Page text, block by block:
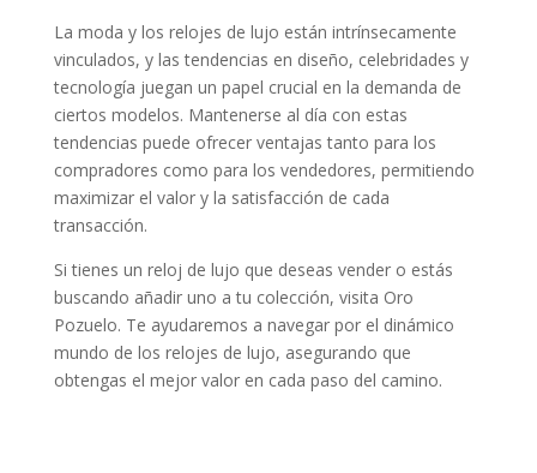
La moda y los relojes de lujo están intrínsecamente
vinculados, y las tendencias en diseño, celebridades y
tecnología juegan un papel crucial en la demanda de
ciertos modelos. Mantenerse al día con estas
tendencias puede ofrecer ventajas tanto para los
compradores como para los vendedores, permitiendo
maximizar el valor y la satisfacción de cada
transacción.
Si tienes un reloj de lujo que deseas vender o estás
buscando añadir uno a tu colección, visita Oro
Pozuelo. Te ayudaremos a navegar por el dinámico
mundo de los relojes de lujo, asegurando que
obtengas el mejor valor en cada paso del camino.